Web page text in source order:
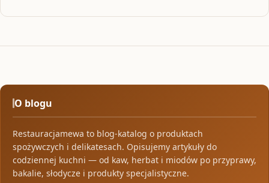
O blogu
Restauracjamewa to blog-katalog o produktach
spożywczych i delikatesach. Opisujemy artykuły do
codziennej kuchni — od kaw, herbat i miodów po przyprawy,
bakalie, słodycze i produkty specjalistyczne.